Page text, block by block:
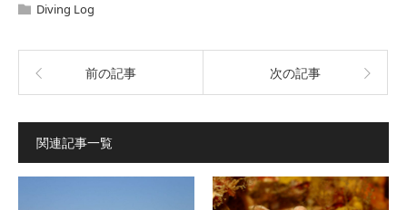
Diving Log
前の記事 次の記事
関連記事一覧